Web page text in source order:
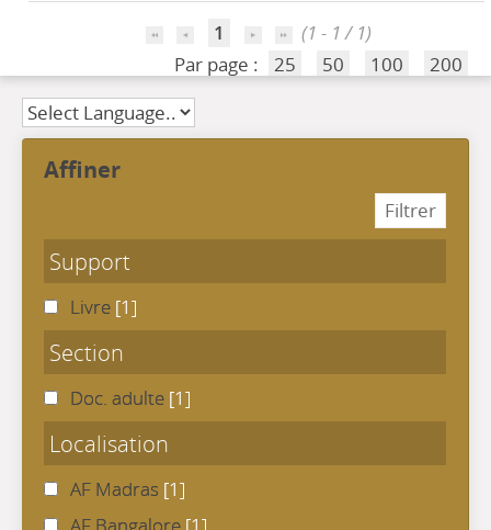
1
(1 - 1 / 1)
Par page :
25 50 100 200
affiner
Support
Livre [1]
Section
Doc. adulte [1]
Localisation
AF Madras [1]